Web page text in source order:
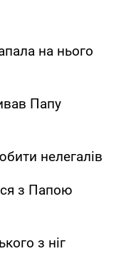
на нього
Папу
нелегалів
з Папою
з ніг